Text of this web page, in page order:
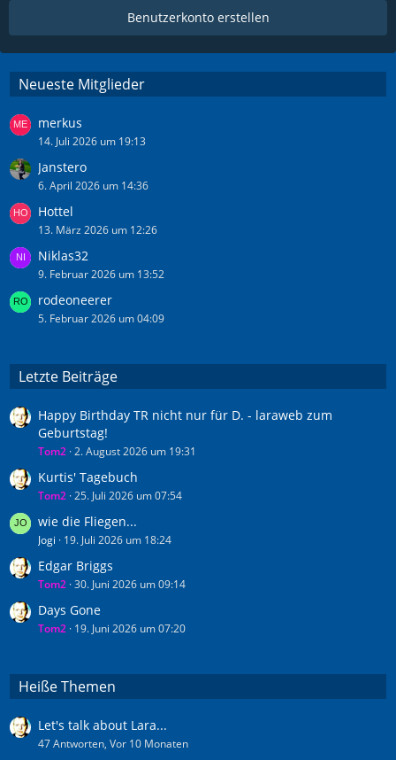
r
g
e
Benutzerkonto erstellen
Neueste Mitglieder
merkus
14. Juli 2026 um 19:13
Janstero
6. April 2026 um 14:36
Hottel
13. März 2026 um 12:26
Niklas32
9. Februar 2026 um 13:52
rodeoneerer
5. Februar 2026 um 04:09
Letzte Beiträge
Happy Birthday TR nicht nur für D. - laraweb zum
Geburtstag!
Tom2 2. August 2026 um 19:31
Kurtis' Tagebuch
Tom2 25. Juli 2026 um 07:54
wie die Fliegen...
Jogi 19. Juli 2026 um 18:24
Edgar Briggs
Tom2 30. Juni 2026 um 09:14
Days Gone
Tom2 19. Juni 2026 um 07:20
Heiße Themen
Let's talk about Lara...
47 Antworten, Vor 10 Monaten